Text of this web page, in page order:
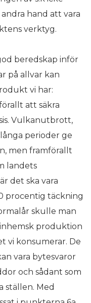
hand att vara
verktyg.
beredskap inför
på allvar kan
vi har:
att säkra
Vulkanutbrott,
perioder ge
men framförallt
landets
det ska vara
procentig täckning
skulle man
produktion
vi konsumerar. De
vara bytesvaror
och sådant som
ställen. Med